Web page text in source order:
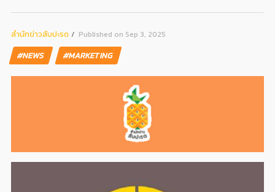
สํานักข่าวสับปะรด Published on Sep 3, 2025
#NEWS #MARKETING